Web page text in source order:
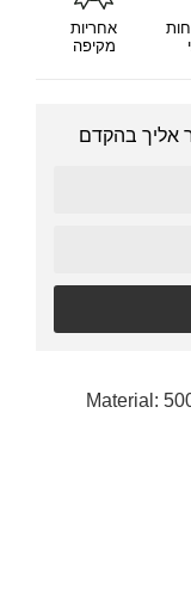
אחריות
מקיפה
אליך בהקדם
Material: